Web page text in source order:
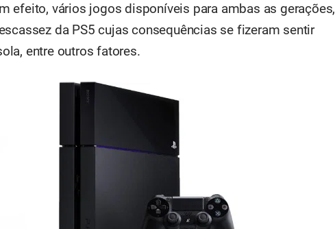
efeito, vários jogos disponíveis para ambas as gerações,
da PS5 cujas consequências se fizeram sentir
entre outros fatores.